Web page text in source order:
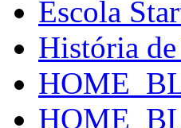
Escola
História